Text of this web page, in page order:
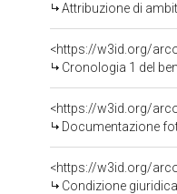
Attribuzione di
<https://w3id.org/
Cronologia 1 del
Documentazione
Condizione